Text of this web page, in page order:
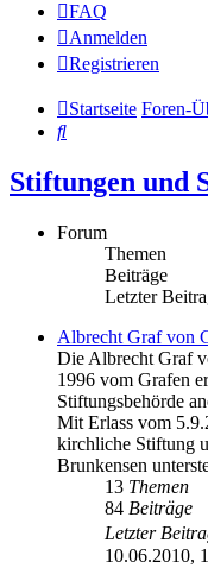
FAQ
Anmelden
Registrieren
Startseite Foren-
Suche
Stiftungen und
Forum
Themen
Beiträge
Letzter
Albrecht Graf von
Die Albrecht Graf
1996 vom Grafen
Stiftungsbehörde
Mit Erlass vom
kirchliche Stiftung
Brunkensen
13 Themen
84 Beiträge
Letzter
10.06.2010,